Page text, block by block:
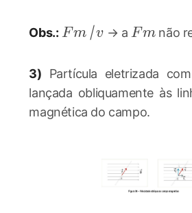
Obs.: Fm
Fm | v
v → aFm
Fmnão
3) Partícula eletrizada
lançada obliquamente às
magnética do campo.